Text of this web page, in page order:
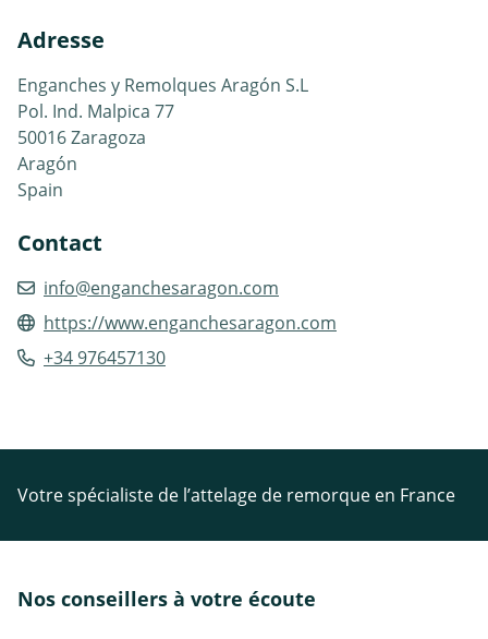
Adresse
Enganches y Remolques Aragón S.L
Pol. Ind. Malpica 77
50016 Zaragoza
Aragón
Spain
Contact
info@enganchesaragon.com
https://www.enganchesaragon.com
+34 976457130
Votre spécialiste de l’attelage de remorque en France
Nos conseillers à votre écoute